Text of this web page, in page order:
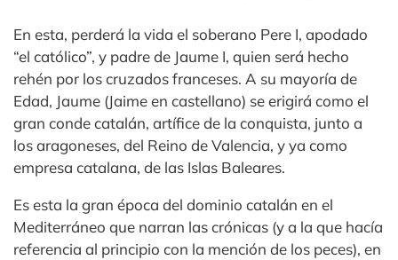
En esta, perderá la vida el soberano Pere I, apodado
“el católico”, y padre de Jaume I, quien será hecho
rehén por los cruzados franceses. A su mayoría de
Edad, Jaume (Jaime en castellano) se erigirá como el
gran conde catalán, artífice de la conquista, junto a
los aragoneses, del Reino de Valencia, y ya como
empresa catalana, de las Islas Baleares.
Es esta la gran época del dominio catalán en el
Mediterráneo que narran las crónicas (y a la que hacía
referencia al principio con la mención de los peces), en